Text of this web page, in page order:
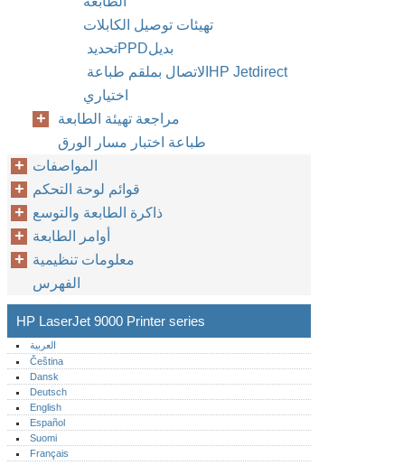
تهيئات توصيل الكابلات
تحديد ‏PPD‏ بديل‏
الاتصال بملقم طباعة ‏HP Jetdirect‏
اختياري‏
مراجعة تهيئة الطابعة
طباعة اختبار مسار الورق
المواصفات
قوائم لوحة التحكم
ذاكرة الطابعة والتوسع
أوامر الطابعة
معلومات تنظيمية
الفهرس
HP LaserJet 9000 Printer series
العربية
Čeština
Dansk
Deutsch
English
Español
Suomi
Français